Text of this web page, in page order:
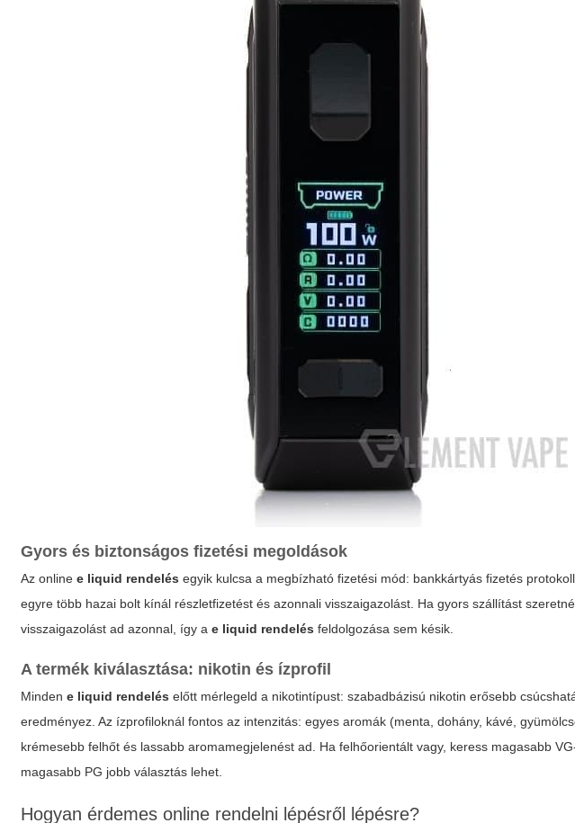
Gyors és biztonságos fizetési megoldások
Az onlinee liquid rendelés egyik kulcsa a megbízható fizetési mód: bankkártyás fizetés
egyre több hazai bolt kínál részletfizetést és azonnali visszaigazolást. Ha gyors szállítást
visszaigazolást ad azonnal, így ae liquid rendelés feldolgozása sem késik.
A termék kiválasztása: nikotin és ízprofil
Mindene liquid rendelés előtt mérlegeld a nikotintípust: szabadbázisú nikotin erősebb
eredményez. Az ízprofiloknál fontos az intenzitás: egyes aromák (menta, dohány, kávé,
krémesebb felhőt és lassabb aromamegjelenést ad. Ha felhőorientált vagy, keress magasabb
magasabb PG jobb választás lehet.
Hogyan érdemes online rendelni lépésről lépésre?